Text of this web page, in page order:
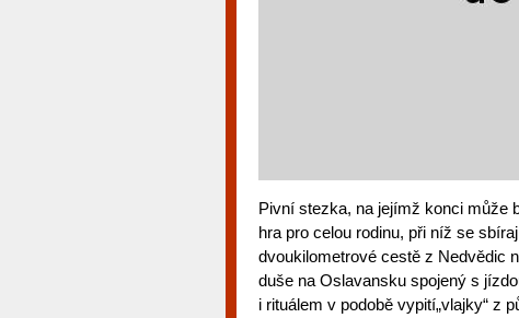
Pivní stezka, na jejímž konci může
hra pro celou rodinu, při níž se
dvoukilometrové cestě z Nedvědic
duše na Oslavansku spojený s
i rituálem v podobě vypití„vlajky“ z